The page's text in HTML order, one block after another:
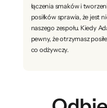
łączenia smaków i
posiłków sprawia, że jest
naszego zespołu. Kiedy
pewny, że otrzymasz
co odżywczy.